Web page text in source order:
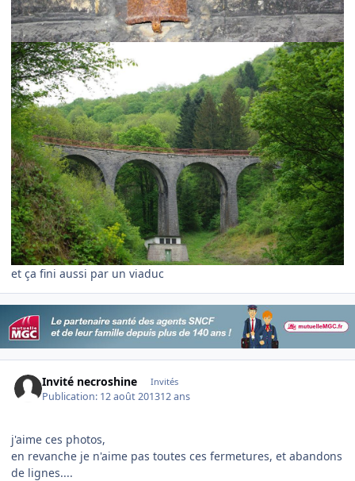
et ça fini aussi par un viaduc
Invité necroshine Invités
Publication: 12 août 201312 ans
j'aime ces photos,
en revanche je n'aime pas toutes ces fermetures, et abandons
de lignes....